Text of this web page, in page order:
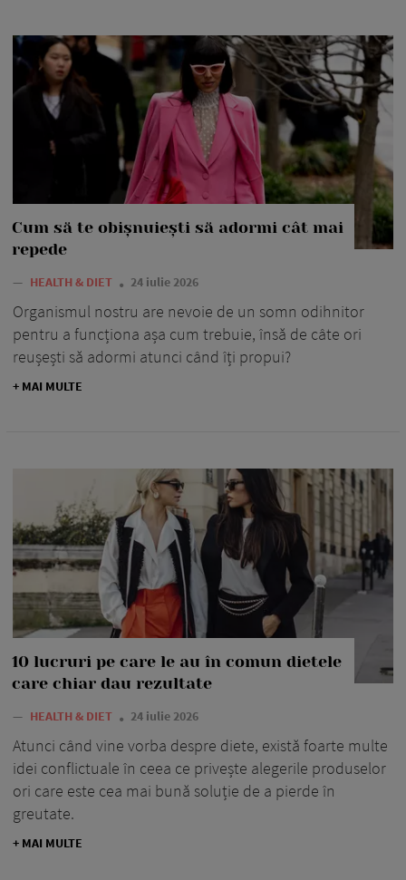
Cum să te obișnuiești să adormi cât mai
repede
— HEALTH & DIET 24 iulie 2026
Organismul nostru are nevoie de un somn odihnitor
pentru a funcționa așa cum trebuie, însă de câte ori
reușești să adormi atunci când îți propui?
+ MAI MULTE
10 lucruri pe care le au în comun dietele
care chiar dau rezultate
— HEALTH & DIET 24 iulie 2026
Atunci când vine vorba despre diete, există foarte multe
idei conflictuale în ceea ce privește alegerile produselor
ori care este cea mai bună soluție de a pierde în
greutate.
+ MAI MULTE